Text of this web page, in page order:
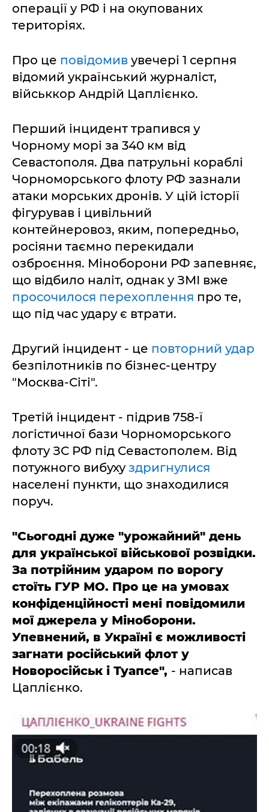
операції у РФ і на окупованих
територіях.
Про це повідомив увечері 1 серпня
відомий український журналіст,
військкор Андрій Цаплієнко.
Перший інцидент трапився у
Чорному морі за 340 км від
Севастополя. Два патрульні кораблі
Чорноморського флоту РФ зазнали
атаки морських дронів. У цій історії
фігурував і цивільний
контейнеровоз, яким, попередньо,
росіяни таємно перекидали
озброєння. Міноборони РФ запевняє,
що відбило наліт, однак у ЗМІ вже
просочилося перехоплення про те,
що під час удару є втрати.
Другий інцидент - це повторний удар
безпілотників по бізнес-центру
"Москва-Сіті".
Третій інцидент - підрив 758-ї
логістичної бази Чорноморського
флоту ЗС РФ під Севастополем. Від
потужного вибухуздригнулися
населені пункти, що знаходилися
поруч.
"Сьогодні дуже "урожайний" день
для української військової розвідки.
За потрійним ударом по ворогу
стоїть ГУР МО. Про це на умовах
конфіденційності мені повідомили
мої джерела у Міноборони.
Упевнений, в Україні є можливості
загнати російський флот у
Новоросійськ і Туапсе", - написав
Цаплієнко.